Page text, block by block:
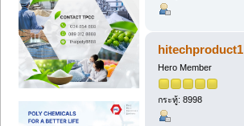
hitechproduct1
Hero Member
กระทู้: 8998